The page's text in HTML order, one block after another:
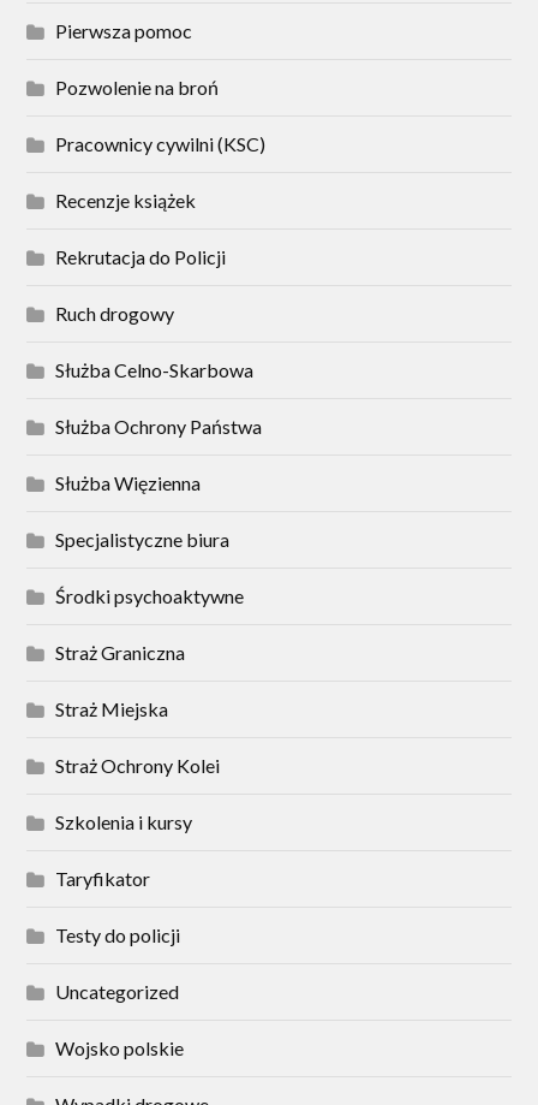
Pierwsza pomoc
Pozwolenie na broń
Pracownicy cywilni (KSC)
Recenzje książek
Rekrutacja do Policji
Ruch drogowy
Służba Celno-Skarbowa
Służba Ochrony Państwa
Służba Więzienna
Specjalistyczne biura
Środki psychoaktywne
Straż Graniczna
Straż Miejska
Straż Ochrony Kolei
Szkolenia i kursy
Taryfikator
Testy do policji
Uncategorized
Wojsko polskie